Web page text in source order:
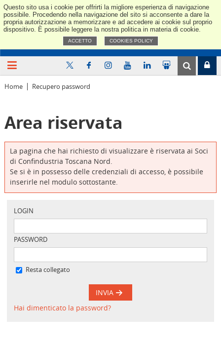
Questo sito usa i cookie per offrirti la migliore esperienza di navigazione
possibile. Procedendo nella navigazione del sito si acconsente a dare la
propria autorizzazione a memorizzare e ad accedere ai cookie sul proprio
dispositivo. È possibile leggere la nostra politica in materia di cookie.
ACCETTO COOKIES POLICY
Home Recupero password
Area riservata
La pagina che hai richiesto di visualizzare è riservata ai Soci
di Confindustria Toscana Nord.
Se si è in possesso delle credenziali di accesso, è possibile
inserirle nel modulo sottostante.
LOGIN
PASSWORD
Resta collegato
INVIA
Hai dimenticato la password?